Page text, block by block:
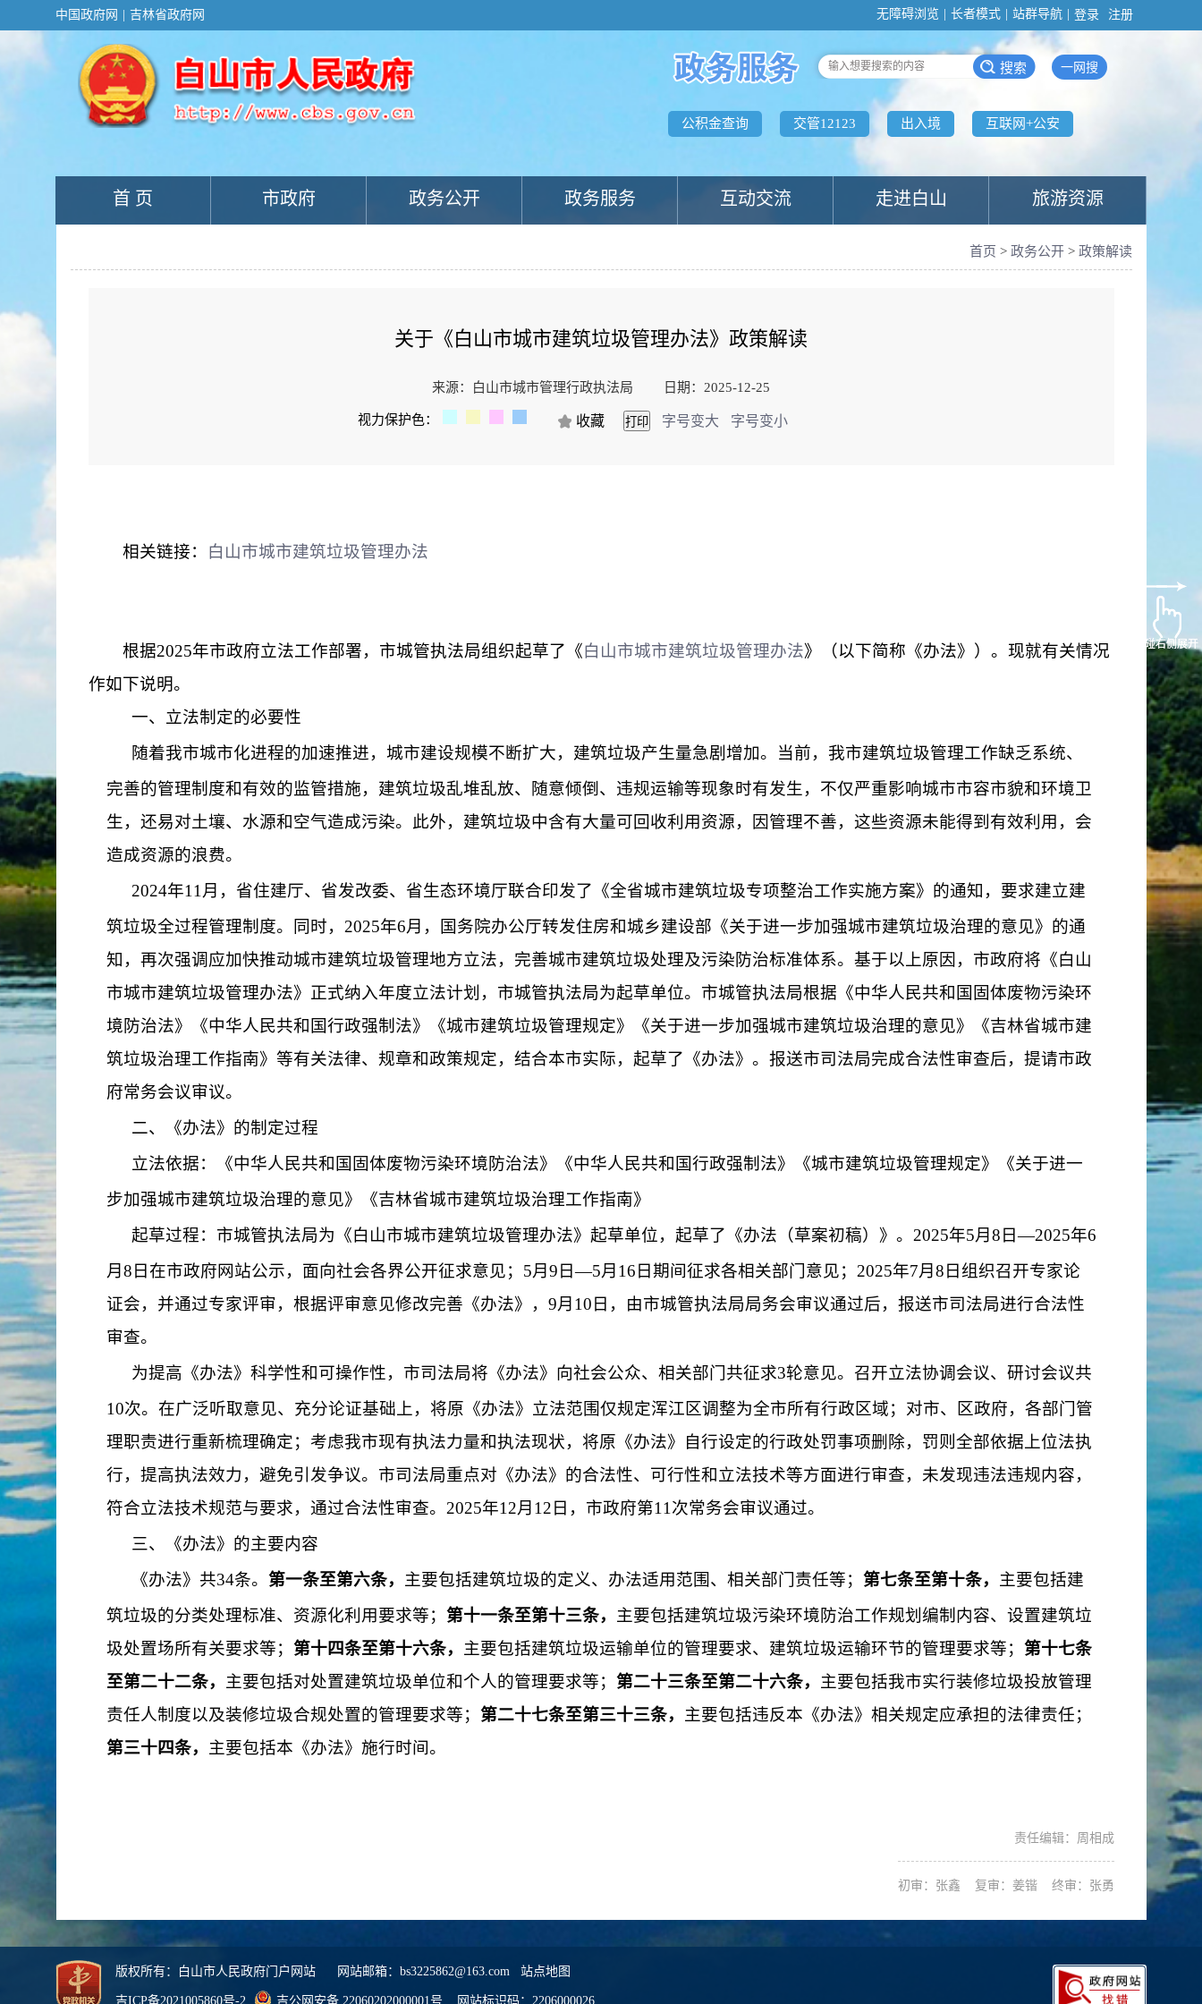
中国政府网 吉林省政府网 无障碍浏览 长者模式 站群导航 登录 注册
一网搜
公积金查询 交管12123 出入境 互联网+公安
首 页 市政府 政务公开 政务服务 互动交流 走进白山 旅游资源
首页 > 政务公开> 政策解读
关于《白山市城市建筑垃圾管理办法》政策解读
来源：白山市城市管理行政执法局 日期：2025-12-25
视力保护色： 收藏 字号变大 字号变小
相关链接： 白山市城市建筑垃圾管理办法
根据2025年市政府立法工作部署，市城管执法局组织起草了《白山市城市建筑垃圾管理办法》（以下简称 《办法》） 。现就有关情况
作如下说明。
一、立法制定的必要性
随着我市城市化进程的加速推进，城市建设规模不断扩大，建筑垃圾产生量急剧增加。当前，我市建筑垃圾管理工作缺乏系统、
完善的管理制度和有效的监管措施，建筑垃圾乱堆乱放、随意倾倒、违规运输等现象时有发生，不仅严重影响城市市容市貌和环境卫
生，还易对土壤、水源和空气造成污染。此外，建筑垃圾中含有大量可回收利用资源，因管理不善，这些资源未能得到有效利用，会
造成资源的浪费。
2024年11 月，省住建厅、省发改委、省生态环境厅联合印发了《全省城市建筑垃圾专项整治工作实施方案》的通知，要求建立建
筑垃圾全过程管理制度。同时， 2025年6月，国务院办公厅转发住房和城乡建设部 《关于进一步加强城市建筑垃圾治理的意见》的通
知，再次强调应加快推动城市建筑垃圾管理地方立法，完善城市建筑垃圾处理及污染防治标准体系。 基于以上原因，市政府将《白山
市城市建筑垃圾管理办法》正式纳入年度立法计划，市城管执法局为起草单位。市城管执法局根据《中华人民共和国固体废物污染环
境防治法》
《中华人民共和国行政强制法》
《城市建筑垃圾管理规定》《关于进一步加强城市建筑垃圾治理的意见》《吉林省城市建
筑垃圾治理工作指南》等有关法律、规章和政策规定，结合本市实际，起草了 《办法》 。 报送市司法局完成合法性审查后，提请市政
府常务会议审议。
二、《办法》的制定过程
立法依据：
《中华人民共和国固体废物污染环境防治法》 《中华人民共和国行政强制法》
《城市建筑垃圾管理规定》《关于进一
步加强城市建筑垃圾治理的意见》《吉林省城市建筑垃圾治理工作指南》
起草过程： 市城管执法局为《白山市城市建筑垃圾管理办法》起草单位， 起草了《办法（草案初稿）》。 2025年5月 8 日—2025年6
月 8 日在市政府网站公示，面向社会各界公开征求意见； 5月 9 日—5月 16 日期间征求各相关部门意见； 2025年7月 8 日组织召开专家论
证会，并通过专家评审，根据评审意见修改完善《办法》， 9月 10 日，由市城管执法局局务会审议通过后，报送市司法局进行合法性
审查。
为提高《办法》科学性和可操作性，市司法局将《办法》向社会公众、相关部门共征求3轮意见。召开立法协调会议、研讨会议共
10次。在广泛听取意见、充分论证基础上，将原《办法》立法范围仅规定浑江区调整为全市所有行政区域；对市、区政府，各部门管
理职责进行重新梳理确定；考虑我市现有执法力量和执法现状，将原《办法》自行设定的行政处罚事项删除，罚则全部依据上位法执
行，提高执法效力，避免引发争议。 市司法局重点对《办法》的合法性、可行性和立法技术等方面进行审查，未发现违法违规内容，
符合立法技术规范与要求，通过合法性审查。 2025年12月 12 日 ， 市政府第11 次常务会审议通过。
三、
《办法》的主要内容
《办法》共34条。 第一条至第六条， 主要包括建筑垃圾的定义、办法适用范围、相关部门责任等； 第七条至第十条，
主要包括建
筑垃圾的分类处理标准、资源化利用要求等； 第十一条至第十三条， 主要包括建筑垃圾污染环境防治工作规划编制内容、设置建筑垃
圾处置场所有关要求等； 第十四条至第十六条， 主要包括建筑垃圾运输单位的管理要求、建筑垃圾运输环节的管理要求等； 第十七条
至第二十二条，
主要包括对处置建筑垃圾单位和个人的管理要求等； 第二十三条至第二十六条， 主要包括我市实行装修垃圾投放管理
责任人制度以及装修垃圾合规处置的管理要求等； 第二十七条至第三十三条， 主要包括违反本《办法》相关规定应承担的法律责任；
第三十四条， 主要包括本《办法》施行时间。
责任编辑：周相成
初审：张鑫 复审：姜锴 终审：张勇
版权所有：白山市人民政府门户网站 网站邮箱：bs3225862@163.com 站点地图
吉ICP备2021005860号-2 吉公网安备 22060202000001号 网站标识码：2206000026
触碰右侧展开
触碰右侧展开
开